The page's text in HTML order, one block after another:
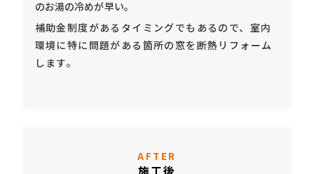
のお湯の冷めが早い。
補助金制度があるタイミングでもあるので、室内
環境に特に問題がある箇所の窓を断熱リフォーム
します。
AFTER
施工後